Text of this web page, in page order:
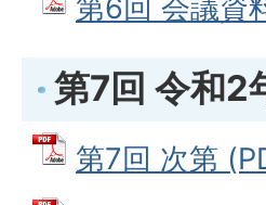
第6回 会議資
第7回 令和2
第7回 次第